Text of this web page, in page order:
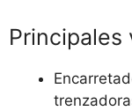
Principales